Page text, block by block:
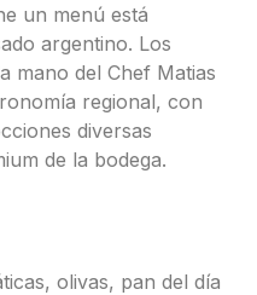
un menú está
argentino. Los
mano del Chef Matias
regional, con
diversas
de la bodega.
olivas, pan del día